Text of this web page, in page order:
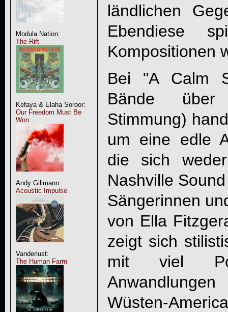
Modula Nation:
The Rift
Kefaya & Elaha Soroor:
Our Freedom Must Be
Won
Andy Gillmann:
Acoustic Impulse
Vanderlust:
The Human Farm
ländlichen
Ebendiese
Kompositionen
Bei "A Calm
Bände über
Stimmung)
um eine edle
die sich
Nashville
Sängerinnen
von Ella
zeigt sich
mit viel
Wüsten-